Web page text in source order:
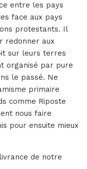
entre les pays
face aux pays
protestants. Il
redonner aux
sur leurs terres
organisé par pure
le passé. Ne
primaire
comme Riposte
nous faire
pour ensuite mieux
de notre